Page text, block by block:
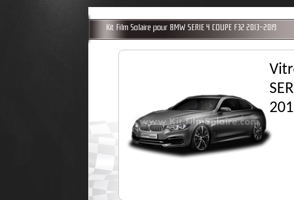
Kit Film Solaire pour BMW SERIE 4 COUPE F32 2013-2019